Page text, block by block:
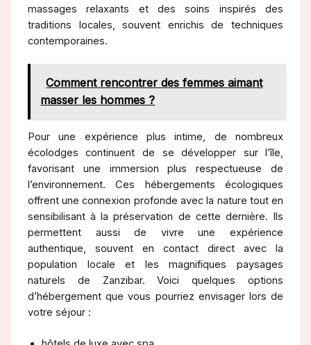
massages relaxants et des soins inspirés des
traditions locales, souvent enrichis de techniques
contemporaines.
Comment rencontrer des femmes aimant
masser les hommes ?
Pour une expérience plus intime, de nombreux
écolodges continuent de se développer sur l’île,
favorisant une immersion plus respectueuse de
l’environnement. Ces hébergements écologiques
offrent une connexion profonde avec la nature tout en
sensibilisant à la préservation de cette dernière. Ils
permettent aussi de vivre une expérience
authentique, souvent en contact direct avec la
population locale et les magnifiques paysages
naturels de Zanzibar. Voici quelques options
d’hébergement que vous pourriez envisager lors de
votre séjour :